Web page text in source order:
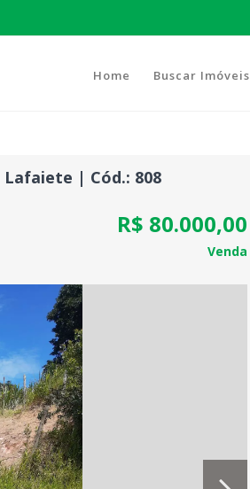
Home Buscar Imóveis
Lafaiete | Cód.: 808
R$ 80.000,00
Venda